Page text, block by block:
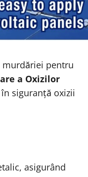
murdăriei pentru
a Oxizilor
siguranță oxizii
asigurând